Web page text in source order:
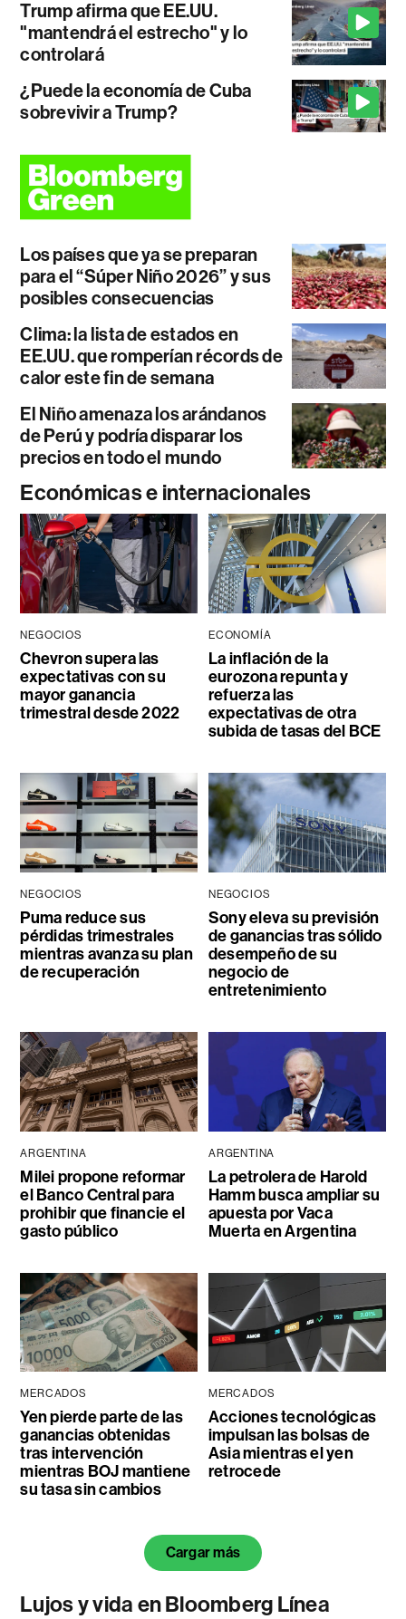
Trump afirma que EE.UU.
"mantendrá el estrecho" y lo
controlará
¿Puede la economía de Cuba
sobrevivir a Trump?
Los países que ya se preparan
para el “Súper Niño 2026” y sus
posibles consecuencias
Clima: la lista de estados en
EE.UU. que romperían récords de
calor este fin de semana
El Niño amenaza los arándanos
de Perú y podría disparar los
precios en todo el mundo
Económicas e internacionales
NEGOCIOS
Chevron supera las
expectativas con su
mayor ganancia
trimestral desde 2022
ECONOMÍA
La inflación de la
eurozona repunta y
refuerza las
expectativas de otra
subida de tasas del BCE
NEGOCIOS
Puma reduce sus
pérdidas trimestrales
mientras avanza su plan
de recuperación
NEGOCIOS
Sony eleva su previsión
de ganancias tras sólido
desempeño de su
negocio de
entretenimiento
ARGENTINA
Milei propone reformar
el Banco Central para
prohibir que financie el
gasto público
ARGENTINA
La petrolera de Harold
Hamm busca ampliar su
apuesta por Vaca
Muerta en Argentina
MERCADOS
Yen pierde parte de las
ganancias obtenidas
tras intervención
mientras BOJ mantiene
su tasa sin cambios
MERCADOS
Acciones tecnológicas
impulsan las bolsas de
Asia mientras el yen
retrocede
Cargar más
Lujos y vida en Bloomberg Línea